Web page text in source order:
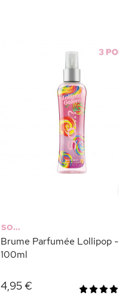
SO...
Brume Parfumée Lollipop -
100ml
4,95 €